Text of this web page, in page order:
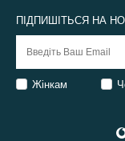
ПІДПИШІТЬСЯ НА
Жінкам